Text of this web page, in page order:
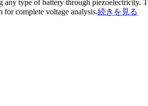
type of battery through piezoelectricity.
complete voltage analysis.続きを見る